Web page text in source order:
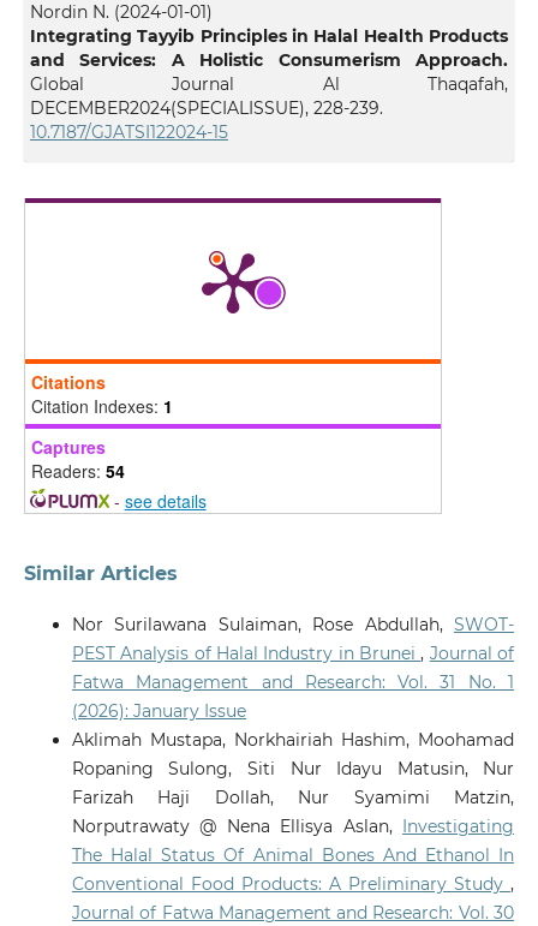
Nordin N. (2024-01-01)
Integrating Tayyib Principles in Halal Health Products
and Services: A Holistic Consumerism Approach.
Global Journal Al Thaqafah,
DECEMBER2024(SPECIALISSUE), 228-239.
10.7187/GJATSI122024-15
Citations
Citation Indexes: 1
Captures
Readers: 54
- see details
Similar Articles
Nor Surilawana Sulaiman, Rose Abdullah,SWOT-
PEST Analysis of Halal Industry in Brunei, Journal of
Fatwa Management and Research: Vol. 31 No. 1
(2026): January Issue
Aklimah Mustapa, Norkhairiah Hashim, Moohamad
Ropaning Sulong, Siti Nur Idayu Matusin, Nur
Farizah Haji Dollah, Nur Syamimi Matzin,
Norputrawaty @ Nena Ellisya Aslan, Investigating
The Halal Status Of Animal Bones And Ethanol In
Conventional Food Products: A Preliminary Study,
Journal of Fatwa Management and Research: Vol. 30